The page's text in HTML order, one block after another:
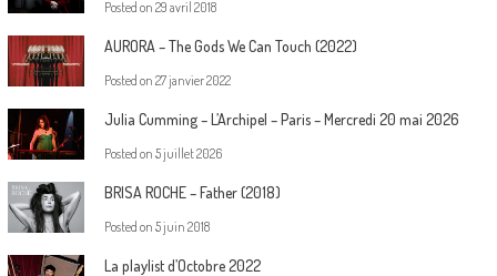
Posted on 29 avril 2018
AURORA – The Gods We Can Touch (2022)
Posted on 27 janvier 2022
Julia Cumming – L’Archipel – Paris – Mercredi 20 mai 2026
Posted on 5 juillet 2026
BRISA ROCHE – Father (2018)
Posted on 5 juin 2018
La playlist d’Octobre 2022